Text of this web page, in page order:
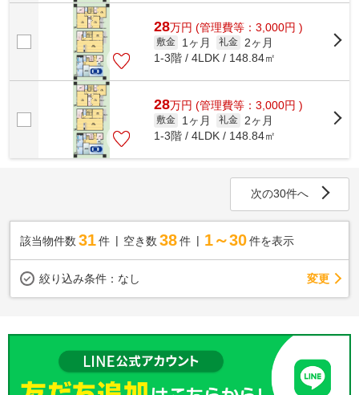
28万円 (管理費等：3,000円 )
敷金 1ヶ月 礼金
2ヶ月
1-3階 / 4LDK / 148.84㎡
28万円 (管理費等：3,000円 )
敷金 1ヶ月 礼金
2ヶ月
1-3階 / 4LDK / 148.84㎡
次の30件へ
該当物件数 31件 空き数 38 件 1～30 件を表示
絞り込み条件： なし 変更